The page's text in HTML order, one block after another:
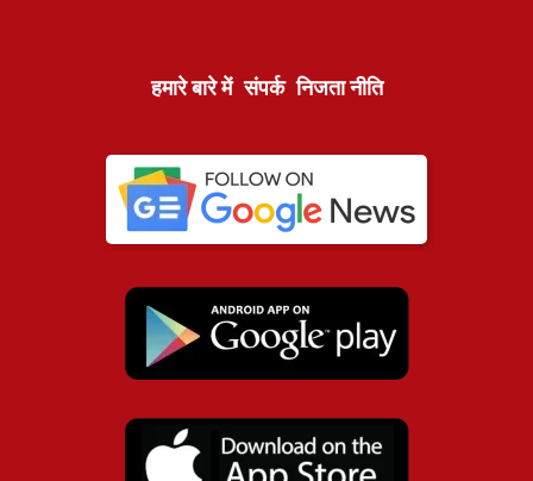
हमारे बारे में संपर्क निजता नीति